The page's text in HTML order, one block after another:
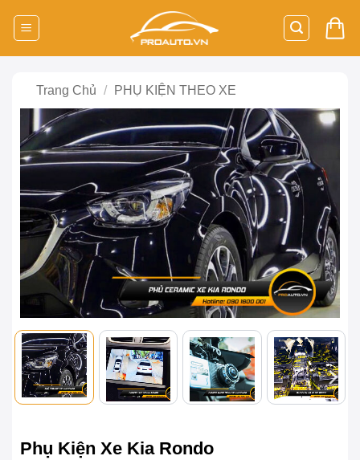
Trang Chủ / PHỤ KIỆN THEO XE
Phụ Kiện Xe Kia Rondo